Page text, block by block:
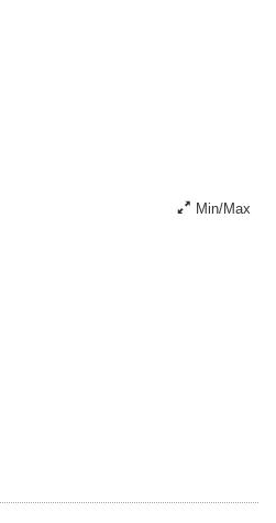
Min/Max